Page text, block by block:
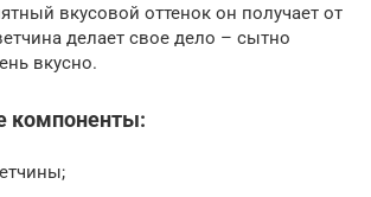
вкусовой оттенок он получает от
делает свое дело – сытно
вкусно.
компоненты: